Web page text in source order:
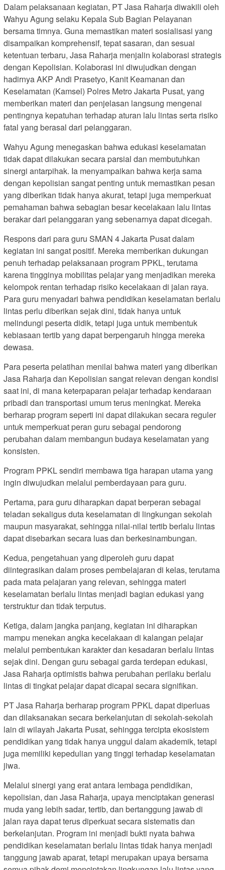
Dalam pelaksanaan kegiatan, PT Jasa Raharja diwakili oleh
Wahyu Agung selaku Kepala Sub Bagian Pelayanan
bersama timnya. Guna memastikan materi sosialisasi yang
disampaikan komprehensif, tepat sasaran, dan sesuai
ketentuan terbaru, Jasa Raharja menjalin kolaborasi strategis
dengan Kepolisian. Kolaborasi ini diwujudkan dengan
hadirnya AKP Andi Prasetyo, Kanit Keamanan dan
Keselamatan (Kamsel) Polres Metro Jakarta Pusat, yang
memberikan materi dan penjelasan langsung mengenai
pentingnya kepatuhan terhadap aturan lalu lintas serta risiko
fatal yang berasal dari pelanggaran.
Wahyu Agung menegaskan bahwa edukasi keselamatan
tidak dapat dilakukan secara parsial dan membutuhkan
sinergi antarpihak. Ia menyampaikan bahwa kerja sama
dengan kepolisian sangat penting untuk memastikan pesan
yang diberikan tidak hanya akurat, tetapi juga memperkuat
pemahaman bahwa sebagian besar kecelakaan lalu lintas
berakar dari pelanggaran yang sebenarnya dapat dicegah.
Respons dari para guru SMAN 4 Jakarta Pusat dalam
kegiatan ini sangat positif. Mereka memberikan dukungan
penuh terhadap pelaksanaan program PPKL, terutama
karena tingginya mobilitas pelajar yang menjadikan mereka
kelompok rentan terhadap risiko kecelakaan di jalan raya.
Para guru menyadari bahwa pendidikan keselamatan berlalu
lintas perlu diberikan sejak dini, tidak hanya untuk
melindungi peserta didik, tetapi juga untuk membentuk
kebiasaan tertib yang dapat berpengaruh hingga mereka
dewasa.
Para peserta pelatihan menilai bahwa materi yang diberikan
Jasa Raharja dan Kepolisian sangat relevan dengan kondisi
saat ini, di mana keterpaparan pelajar terhadap kendaraan
pribadi dan transportasi umum terus meningkat. Mereka
berharap program seperti ini dapat dilakukan secara reguler
untuk memperkuat peran guru sebagai pendorong
perubahan dalam membangun budaya keselamatan yang
konsisten.
Program PPKL sendiri membawa tiga harapan utama yang
ingin diwujudkan melalui pemberdayaan para guru.
Pertama, para guru diharapkan dapat berperan sebagai
teladan sekaligus duta keselamatan di lingkungan sekolah
maupun masyarakat, sehingga nilai-nilai tertib berlalu lintas
dapat disebarkan secara luas dan berkesinambungan.
Kedua, pengetahuan yang diperoleh guru dapat
diintegrasikan dalam proses pembelajaran di kelas, terutama
pada mata pelajaran yang relevan, sehingga materi
keselamatan berlalu lintas menjadi bagian edukasi yang
terstruktur dan tidak terputus.
Ketiga, dalam jangka panjang, kegiatan ini diharapkan
mampu menekan angka kecelakaan di kalangan pelajar
melalui pembentukan karakter dan kesadaran berlalu lintas
sejak dini. Dengan guru sebagai garda terdepan edukasi,
Jasa Raharja optimistis bahwa perubahan perilaku berlalu
lintas di tingkat pelajar dapat dicapai secara signifikan.
PT Jasa Raharja berharap program PPKL dapat diperluas
dan dilaksanakan secara berkelanjutan di sekolah-sekolah
lain di wilayah Jakarta Pusat, sehingga tercipta ekosistem
pendidikan yang tidak hanya unggul dalam akademik, tetapi
juga memiliki kepedulian yang tinggi terhadap keselamatan
jiwa.
Melalui sinergi yang erat antara lembaga pendidikan,
kepolisian, dan Jasa Raharja, upaya menciptakan generasi
muda yang lebih sadar, tertib, dan bertanggung jawab di
jalan raya dapat terus diperkuat secara sistematis dan
berkelanjutan. Program ini menjadi bukti nyata bahwa
pendidikan keselamatan berlalu lintas tidak hanya menjadi
tanggung jawab aparat, tetapi merupakan upaya bersama